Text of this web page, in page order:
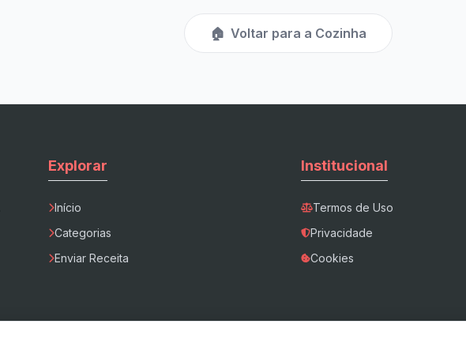
🏠 Voltar para a Cozinha
Explorar
Início
Categorias
Enviar Receita
Institucional
Termos de Uso
Privacidade
Cookies